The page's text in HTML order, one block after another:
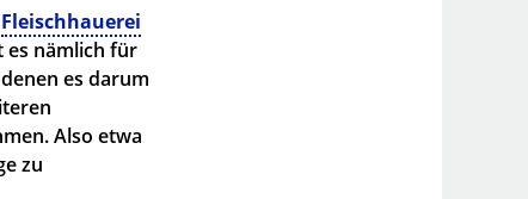
Fleischhauerei
es nämlich für
es darum
Also etwa
zu